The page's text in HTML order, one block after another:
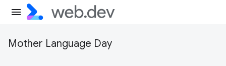
Mother Language Day